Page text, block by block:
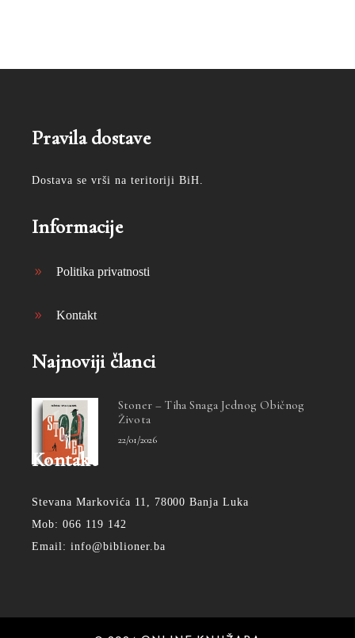
Pravila dostave
Dostava se vrši na teritoriji BiH.
Informacije
Politika privatnosti
Kontakt
Najnoviji članci
Stoner – Tiha Snaga Jednog Običnog
Života
22/01/2026
Kontakt
Stevana Markovića 11, 78000 Banja Luka
Mob: 066 119 142
Email: info@biblioner.ba